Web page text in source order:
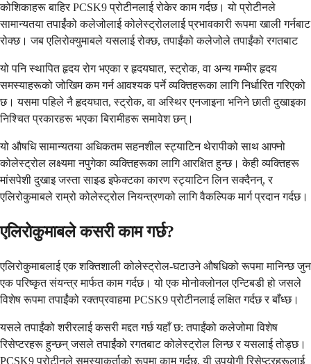
कोशिकाहरू बाहिर PCSK9 प्रोटीनलाई रोकेर काम गर्दछ। यो प्रोटीनले
सामान्यतया तपाईंको कलेजोलाई कोलेस्ट्रोललाई प्रभावकारी रूपमा खाली गर्नबाट
रोक्छ। जब एलिरोक्युमाबले यसलाई रोक्छ, तपाईंको कलेजोले तपाईंको रगतबाट
यो पनि स्थापित हृदय रोग भएका र हृदयघात, स्ट्रोक, वा अन्य गम्भीर हृदय
समस्याहरूको जोखिम कम गर्न आवश्यक पर्ने व्यक्तिहरूका लागि निर्धारित गरिएको
छ। यसमा पहिले नै हृदयघात, स्ट्रोक, वा अस्थिर एनजाइना भनिने छाती दुखाइका
निश्चित प्रकारहरू भएका बिरामीहरू समावेश छन्।
यो औषधि सामान्यतया अधिकतम सहनशील स्ट्याटिन थेरापीको साथ आफ्नो
कोलेस्ट्रोल लक्ष्यमा नपुगेका व्यक्तिहरूका लागि आरक्षित हुन्छ। केही व्यक्तिहरू
मांसपेशी दुखाइ जस्ता साइड इफेक्टका कारण स्ट्याटिन लिन सक्दैनन्, र
एलिरोकुमाबले राम्रो कोलेस्ट्रोल नियन्त्रणको लागि वैकल्पिक मार्ग प्रदान गर्दछ।
एलिरोकुमाबले कसरी काम गर्छ?
एलिरोकुमाबलाई एक शक्तिशाली कोलेस्ट्रोल-घटाउने औषधिको रूपमा मानिन्छ जुन
एक परिष्कृत संयन्त्र मार्फत काम गर्दछ। यो एक मोनोक्लोनल एन्टिबडी हो जसले
विशेष रूपमा तपाईंको रक्तप्रवाहमा PCSK9 प्रोटीनलाई लक्षित गर्दछ र बाँध्छ।
यसले तपाईंको शरीरलाई कसरी मद्दत गर्छ यहाँ छ: तपाईंको कलेजोमा विशेष
रिसेप्टरहरू हुन्छन् जसले तपाईंको रगतबाट कोलेस्ट्रोल लिन्छ र यसलाई तोड्छ।
PCSK9 प्रोटीनले समस्याकर्ताको रूपमा काम गर्दछ, यी उपयोगी रिसेप्टरहरूलाई